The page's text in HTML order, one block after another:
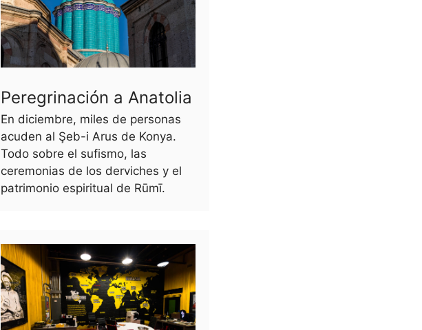
Peregrinación a Anatolia
En diciembre, miles de personas
acuden al Şeb-i Arus de Konya.
Todo sobre el sufismo, las
ceremonias de los derviches y el
patrimonio espiritual de Rūmī.